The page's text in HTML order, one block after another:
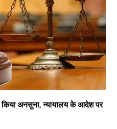
अनसुना, न्यायालय के आदेश पर